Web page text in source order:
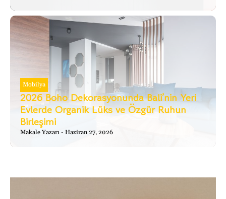
Mobilya
2026 Boho Dekorasyonunda Bali’nin Yeri
Evlerde Organik Lüks ve Özgür Ruhun
Birleşimi
Makale Yazarı Haziran 27, 2026